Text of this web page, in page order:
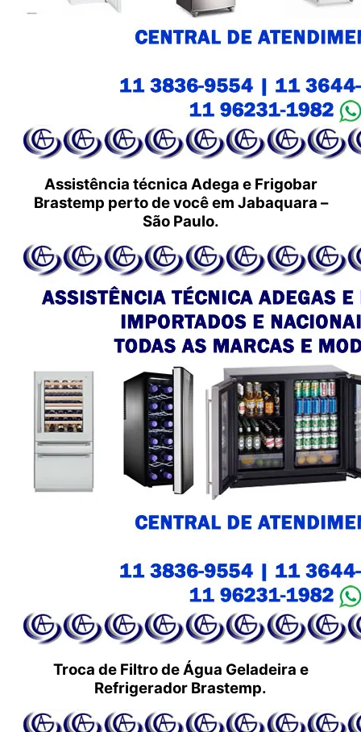
Assistência técnica Adega e Frigobar
Brastemp perto de você em Jabaquara –
São Paulo.
Troca de Filtro de Água Geladeira e
Refrigerador Brastemp.